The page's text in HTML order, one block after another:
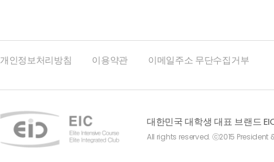
개인정보처리방침 이용약관 이메일주소 무단수집거부
대한민국 대학생 대표 브랜드
All rights reserved. ⓒ2015